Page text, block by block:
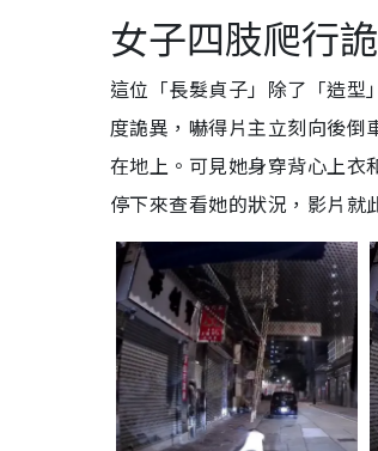
女子四肢爬行
這位「長髮貞子」除了「造
度詭異，嚇得片主立刻向後倒
在地上。可見她身穿背心上衣
停下來查看她的狀況，影片就